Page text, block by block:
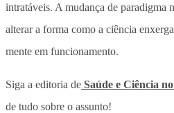
intratáveis. A mudança de paradigma
alterar a forma como a ciência
mente em funcionamento.
Siga a editoria de Saúde e Ciência
de tudo sobre o assunto!